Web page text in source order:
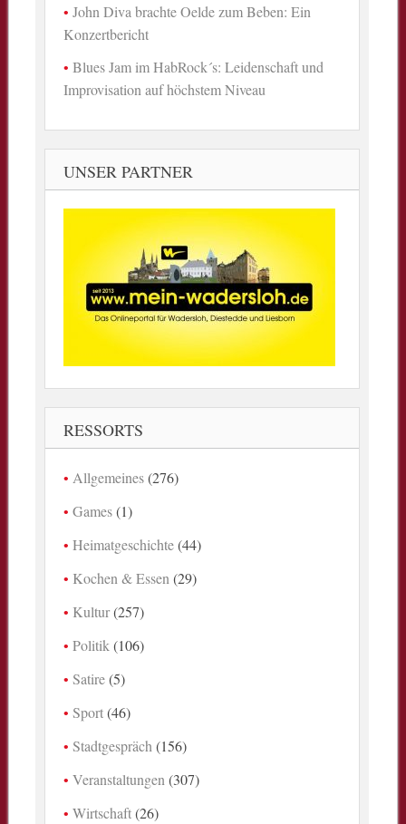
John Diva brachte Oelde zum Beben: Ein
Konzertbericht
Blues Jam im HabRock´s: Leidenschaft und
Improvisation auf höchstem Niveau
UNSER PARTNER
RESSORTS
Allgemeines(276)
Games(1)
Heimatgeschichte(44)
Kochen & Essen(29)
Kultur(257)
Politik(106)
Satire(5)
Sport(46)
Stadtgespräch(156)
Veranstaltungen(307)
Wirtschaft(26)